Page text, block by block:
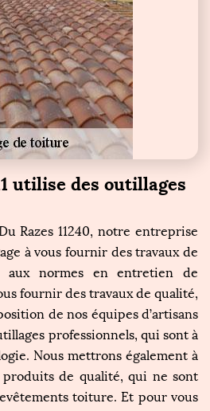
utilise des outillages
Razes 11240, notre entreprise
à vous fournir des travaux de
aux normes en entretien de
fournir des travaux de qualité,
de nos équipes d’artisans
professionnels, qui sont à
Nous mettrons également à
de qualité, qui ne sont
toiture. Et pour vous